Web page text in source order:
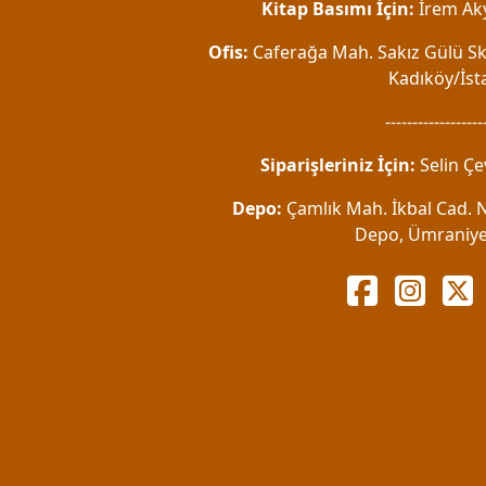
Kitap Basımı İçin: İrem
Ofis: Caferağa Mah. Sakız Gülü
Kadıköy/
Siparişleriniz İçin: Selin
Depo: Çamlık Mah. İkbal Cad.
Depo,